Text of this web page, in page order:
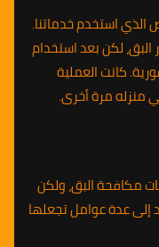
الذي استخدم خدماتنا.
لكن بعد استخدام
كانت العملية
منزله مرة أخرى.
مكافحة البق، ولكن
إلى عدة عوامل تجعلها